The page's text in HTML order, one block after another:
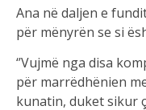
Ana në daljen e
për mënyrën se si
‘’Vujmë nga disa
për marrëdhënien
kunatin, duket sikur